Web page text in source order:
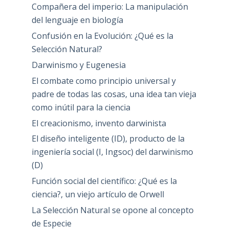
Compañera del imperio: La manipulación
del lenguaje en biología
Confusión en la Evolución: ¿Qué es la
Selección Natural?
Darwinismo y Eugenesia
El combate como principio universal y
padre de todas las cosas, una idea tan vieja
como inútil para la ciencia
El creacionismo, invento darwinista
El diseño inteligente (ID), producto de la
ingeniería social (I, Ingsoc) del darwinismo
(D)
Función social del científico: ¿Qué es la
ciencia?, un viejo artículo de Orwell
La Selección Natural se opone al concepto
de Especie